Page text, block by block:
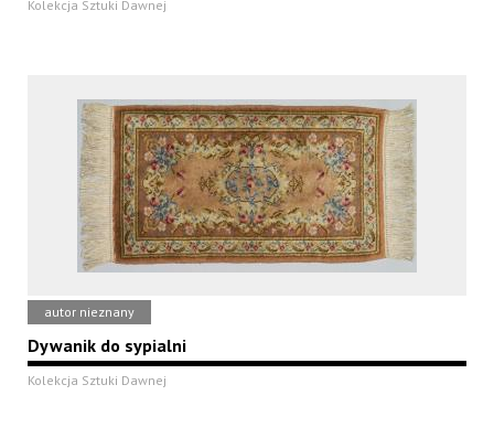
Kolekcja Sztuki Dawnej
autor nieznany
Dywanik do sypialni
Kolekcja Sztuki Dawnej